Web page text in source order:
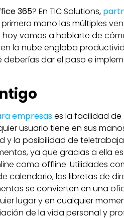
365? En TIC Solutions,
mano las múltiples
hoy vamos a hablarte de
la nube engloba
dar el paso e
empresases la facilidad de
usuario tiene en sus
y la posibilidad de
ya que gracias a ella
como offline. Utilidades
calendario, las libretas de
se convierten en una
lugar y en cualquier
de la vida personal y